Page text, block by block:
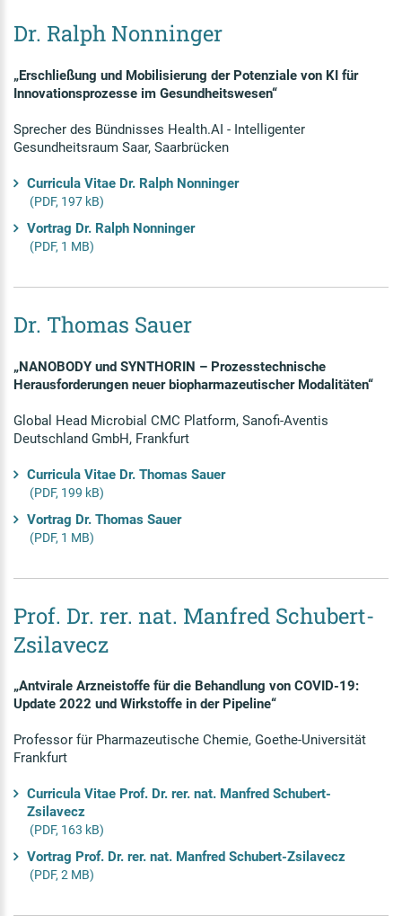
Dr. Ralph Nonninger
„Erschließung und Mobilisierung der Potenziale von KI für
Innovationsprozesse im Gesundheitswesen“
Sprecher des Bündnisses Health.AI - Intelligenter
Gesundheitsraum Saar, Saarbrücken
Curricula Vitae Dr. Ralph Nonninger
(PDF, 197 kB)
Vortrag Dr. Ralph Nonninger
(PDF, 1 MB)
Dr. Thomas Sauer
„NANOBODY und SYNTHORIN – Prozesstechnische
Herausforderungen neuer biopharmazeutischer Modalitäten“
Global Head Microbial CMC Platform, Sanofi-Aventis
Deutschland GmbH, Frankfurt
Curricula Vitae Dr. Thomas Sauer
(PDF, 199 kB)
Vortrag Dr. Thomas Sauer
(PDF, 1 MB)
Prof. Dr. rer. nat. Manfred Schubert-
Zsilavecz
„Antvirale Arzneistoffe für die Behandlung von COVID-19:
Update 2022 und Wirkstoffe in der Pipeline“
Professor für Pharmazeutische Chemie, Goethe-Universität
Frankfurt
Curricula Vitae Prof. Dr. rer. nat. Manfred Schubert-
Zsilavecz
(PDF, 163 kB)
Vortrag Prof. Dr. rer. nat. Manfred Schubert-Zsilavecz
(PDF, 2 MB)